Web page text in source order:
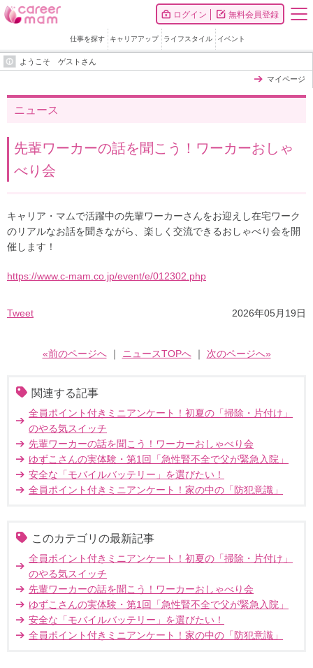
ログイン 無料会員登録
仕事を探す キャリアアップ ライフスタイル イベント
ようこそ ゲストさん
マイページ
ニュース
先輩ワーカーの話を聞こう！ワーカーおしゃ
べり会
キャリア・マムで活躍中の先輩ワーカーさんをお迎えし在宅ワーク
のリアルなお話を聞きながら、楽しく交流できるおしゃべり会を開
催します！
https://www.c-mam.co.jp/event/e/012302.php
Tweet 2026年05月19日
«前のページへ｜ ニュースTOPへ｜ 次のページへ»
関連する記事
全員ポイント付きミニアンケート！初夏の「掃除・片付け」
のやる気スイッチ
先輩ワーカーの話を聞こう！ワーカーおしゃべり会
ゆずこさんの実体験・第1回「急性腎不全で父が緊急入院」
安全な「モバイルバッテリー」を選びたい！
全員ポイント付きミニアンケート！家の中の「防犯意識」
このカテゴリの最新記事
全員ポイント付きミニアンケート！初夏の「掃除・片付け」
のやる気スイッチ
先輩ワーカーの話を聞こう！ワーカーおしゃべり会
ゆずこさんの実体験・第1回「急性腎不全で父が緊急入院」
安全な「モバイルバッテリー」を選びたい！
全員ポイント付きミニアンケート！家の中の「防犯意識」